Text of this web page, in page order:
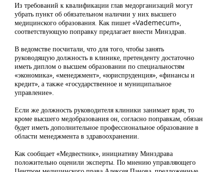
Из требований к квалификации глав медорганизаций могут
убрать пункт об обязательном наличии у них высшего
медицинского образования. Как пишет «Vademecum»,
соответствующую поправку предлагает внести Минздрав.
В ведомстве посчитали, что для того, чтобы занять
руководящую должность в клинике, претенденту достаточно
иметь диплом о высшем образовании по специальностям
«экономика», «менеджмент», «юриспруденция», «финансы и
кредит», а также «государственное и муниципальное
управление».
Если же должность руководителя клиники занимает врач, то
кроме высшего медобразования он, согласно поправкам, обязан
будет иметь дополнительное профессиональное образование в
области менеджмента в здравоохранении.
Как сообщает «Медвестник», инициативу Минздрава
положительно оценили эксперты. По мнению управляющего